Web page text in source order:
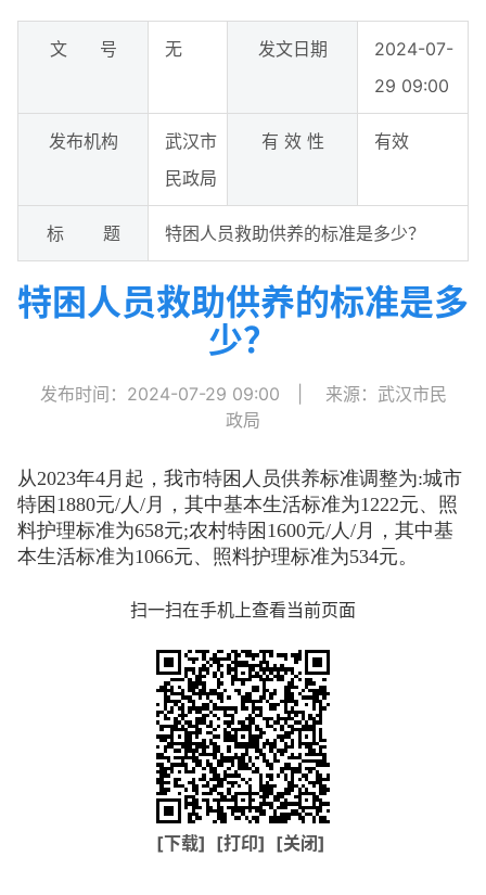
文 号 无 发文日期
2024-07-
29 09:00
发布机构
武汉市
民政局
有 效 性 有效
标 题 特困人员救助供养的标准是多少？
特困人员救助供养的标准是多
少？
发布时间：2024-07-29 09:00
来源：武汉市民
政局
从2023年4月起，我市特困人员供养标准调整为:城市
特困1880元/人/月，其中基本生活标准为1222元、照
料护理标准为658元;农村特困1600元/人/月，其中基
本生活标准为1066元、照料护理标准为534元。
扫一扫在手机上查看当前页面
[下载] [打印] [关闭]